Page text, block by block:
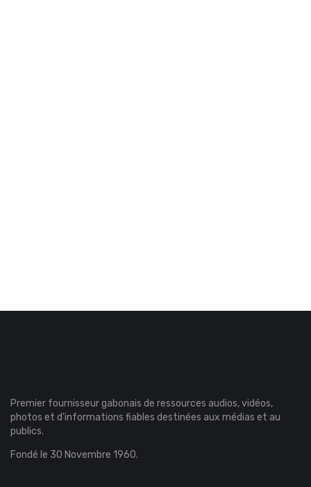
Premier fournisseur gabonais de ressources audios, vidéos,
photos et d’informations fiables destinées aux médias et au
publics.
Fondé le 30 Novembre 1960.